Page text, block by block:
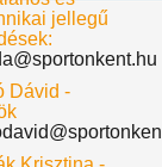
jellegű
Dávid -